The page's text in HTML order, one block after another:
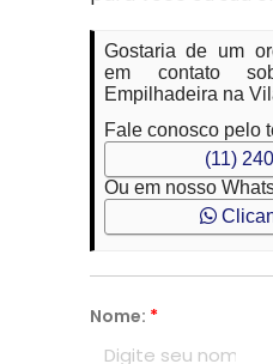
Gostaria de um
em contato
Empilhadeira na
Fale conosco pelo
(11)
Ou em nosso
Nome: *